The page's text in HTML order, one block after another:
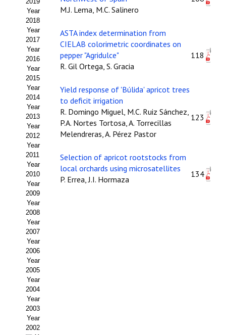
Presentación ITEA
Equipo Editorial
Leer revista ITEA
Directrices para autores/as
Políticas Editoriales
Propuesta Volumen Especial
Sello Calidad FECYT
Premio Prensa Agraria
Buscador de Artículos
JORNADAS AIDA
Presentación Jornadas
Comunicaciones
Jornadas PAM 2026
Premio Jóvenes Investigadores
Buscador de Comunicaciones
Year
2018
Year
2017
Year
2016
Year
2015
Year
2014
Year
2013
Year
2012
Year
2011
Year
2010
Year
2009
Year
2008
Year
2007
Year
2006
Year
2005
Year
2004
Year
2003
Year
2002
M.J. Lema, M.C. Salinero
ASTA index determination from
CIELAB colorimetric coordinates on
pepper "Agridulce"
R. Gil Ortega, S. Gracia
118
Yield response of 'Búlida' apricot trees
to deficit irrigation
R. Domingo Miguel, M.C. Ruiz Sánchez,
P.A. Nortes Tortosa, A. Torrecillas
Melendreras, A. Pérez Pastor
123
Selection of apricot rootstocks from
local orchards using microsatellites
P. Errea, J.I. Hormaza
134